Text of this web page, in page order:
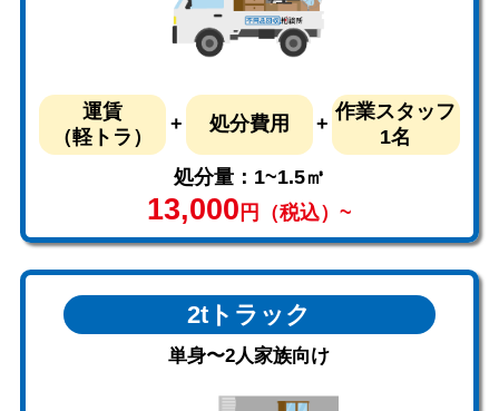
運賃
（軽トラ）
処分費用
作業スタッフ
1名
処分量：1~1.5㎥
13,000 円（税込）~
2tトラック
単身〜2人家族向け